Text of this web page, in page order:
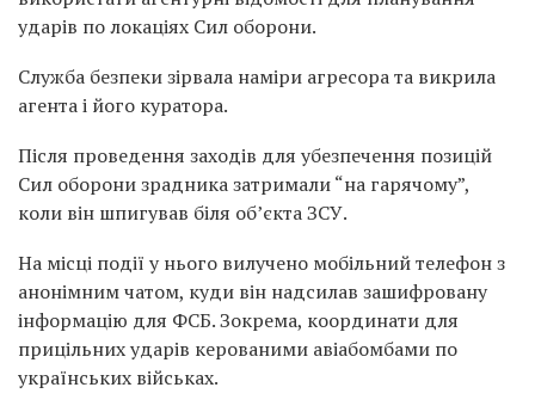
ударів по локаціях Сил оборони.
Служба безпеки зірвала наміри агресора та викрила
агента і його куратора.
Після проведення заходів для убезпечення позицій
Сил оборони зрадника затримали “на гарячому”,
коли він шпигував біля об’єкта ЗСУ.
На місці події у нього вилучено мобільний телефон з
анонімним чатом, куди він надсилав зашифровану
інформацію для ФСБ. Зокрема, координати для
прицільних ударів керованими авіабомбами по
українських військах.